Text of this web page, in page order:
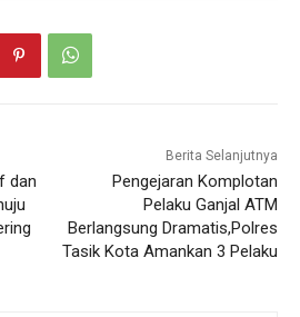
dan
Berita Selanjutnya
Pengejaran Komplotan
Pelaku Ganjal ATM
Berlangsung Dramatis,Polres
Tasik Kota Amankan 3 Pelaku